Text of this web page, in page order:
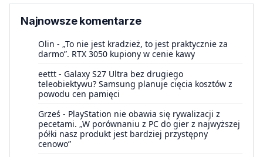
Najnowsze komentarze
Olin - „To nie jest kradzież, to jest praktycznie za
darmo”. RTX 3050 kupiony w cenie kawy
eettt - Galaxy S27 Ultra bez drugiego
teleobiektywu? Samsung planuje cięcia kosztów z
powodu cen pamięci
Grześ - PlayStation nie obawia się rywalizacji z
pecetami. „W porównaniu z PC do gier z najwyższej
półki nasz produkt jest bardziej przystępny
cenowo”